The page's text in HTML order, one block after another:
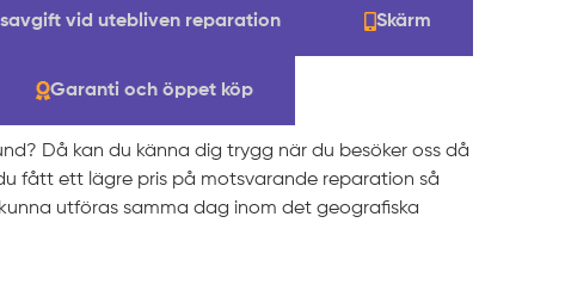
vid utebliven reparation Skärm
Garanti och öppet köp
Då kan du känna dig trygg när du besöker oss då
fått ett lägre pris på motsvarande reparation så
utföras samma dag inom det geografiska